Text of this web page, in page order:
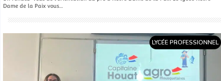
Dame de la Paix vous…
LYCÉE PROFESSIONNEL